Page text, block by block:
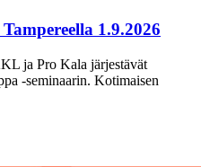
1.9.2026
ja Pro Kala järjestävät
-seminaarin. Kotimaisen